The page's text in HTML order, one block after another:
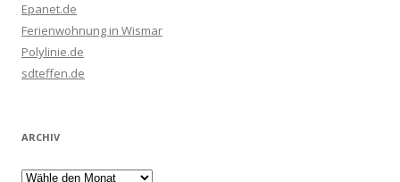
Epanet.de
Ferienwohnung in Wismar
Polylinie.de
sdteffen.de
ARCHIV